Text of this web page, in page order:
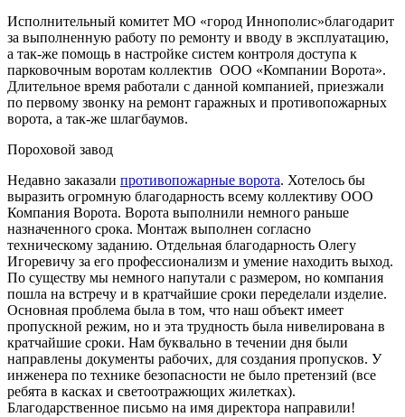
Исполнительный комитет МО «город Иннополис»благодарит
за выполненную работу по ремонту и вводу в эксплуатацию,
а так-же помощь в настройке систем контроля доступа к
парковочным воротам коллектив ООО «Компании Ворота».
Длительное время работали с данной компанией, приезжали
по первому звонку на ремонт гаражных и противопожарных
ворота, а так-же шлагбаумов.
Пороховой завод
Недавно заказали противопожарные ворота. Хотелось бы
выразить огромную благодарность всему коллективу ООО
Компания Ворота. Ворота выполнили немного раньше
назначенного срока. Монтаж выполнен согласно
техническому заданию. Отдельная благодарность Олегу
Игоревичу за его профессионализм и умение находить выход.
По существу мы немного напутали с размером, но компания
пошла на встречу и в кратчайшие сроки переделали изделие.
Основная проблема была в том, что наш объект имеет
пропускной режим, но и эта трудность была нивелирована в
кратчайшие сроки. Нам буквально в течении дня были
направлены документы рабочих, для создания пропусков. У
инженера по технике безопасности не было претензий (все
ребята в касках и светоотражющих жилетках).
Благодарственное письмо на имя директора направили!